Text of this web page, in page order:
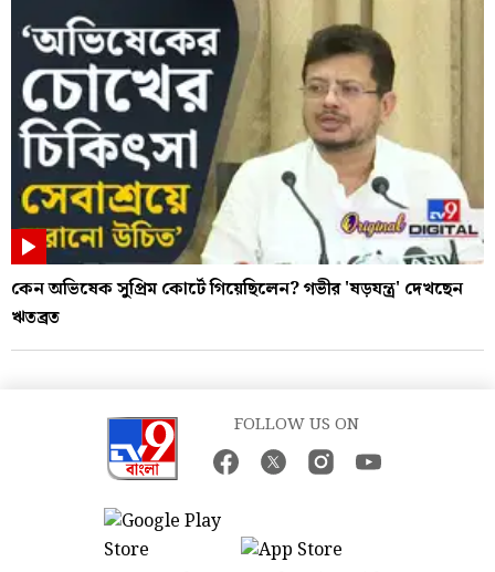
কেন অভিষেক সুপ্রিম কোর্টে গিয়েছিলেন? গভীর 'ষড়যন্ত্র' দেখছেন
ঋতব্রত
FOLLOW US ON